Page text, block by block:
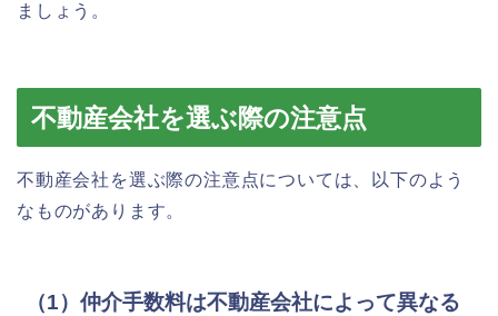
ましょう。
不動産会社を選ぶ際の注意点
不動産会社を選ぶ際の注意点については、以下のよう
なものがあります。
（1）仲介手数料は不動産会社によって異なる